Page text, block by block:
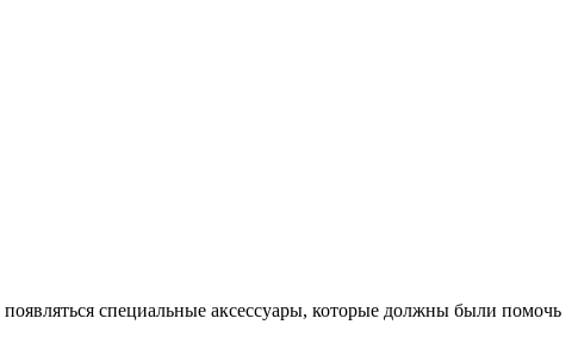
специальные аксессуары, которые должны были помочь